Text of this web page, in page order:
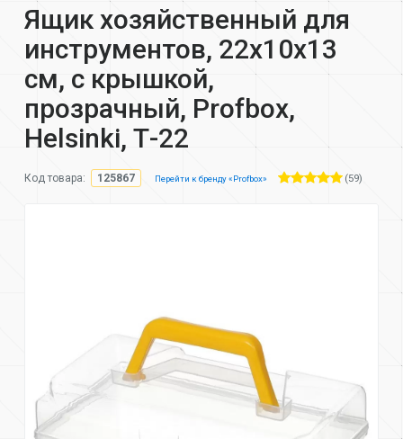
Ящик хозяйственный для
инструментов, 22х10х13
см, с крышкой,
прозрачный, Profbox,
Helsinki, Т-22
Код товара: 125867 Перейти к бренду «Profbox» (59)